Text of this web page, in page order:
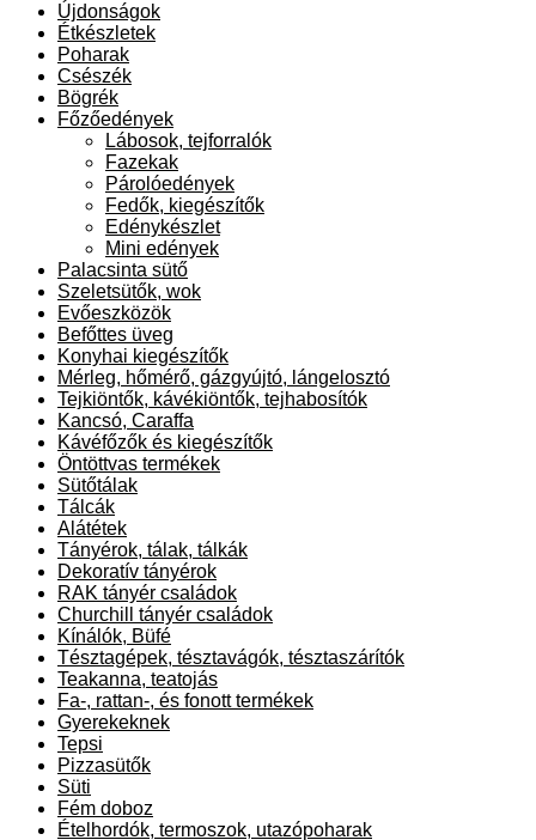
Újdonságok
Étkészletek
Poharak
Csészék
Bögrék
Főzőedények
Lábosok, tejforralók
Fazekak
Párolóedények
Fedők, kiegészítők
Edénykészlet
Mini edények
Palacsinta sütő
Szeletsütők, wok
Evőeszközök
Befőttes üveg
Konyhai kiegészítők
Mérleg, hőmérő, gázgyújtó, lángelosztó
Tejkiöntők, kávékiöntők, tejhabosítók
Kancsó, Caraffa
Kávéfőzők és kiegészítők
Öntöttvas termékek
Sütőtálak
Tálcák
Alátétek
Tányérok, tálak, tálkák
Dekoratív tányérok
RAK tányér családok
Churchill tányér családok
Kínálók, Büfé
Tésztagépek, tésztavágók, tésztaszárítók
Teakanna, teatojás
Fa-, rattan-, és fonott termékek
Gyerekeknek
Tepsi
Pizzasütők
Süti
Fém doboz
Ételhordók, termoszok, utazópoharak